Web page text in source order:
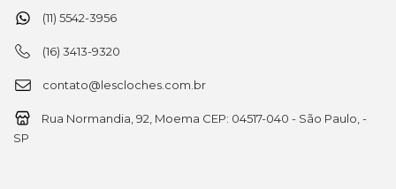
(11) 5542-3956
(16) 3413-9320
contato@lescloches.com.br
Rua Normandia, 92, Moema CEP: 04517-040 - São Paulo, -
SP